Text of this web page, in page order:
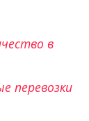
в
перевозки